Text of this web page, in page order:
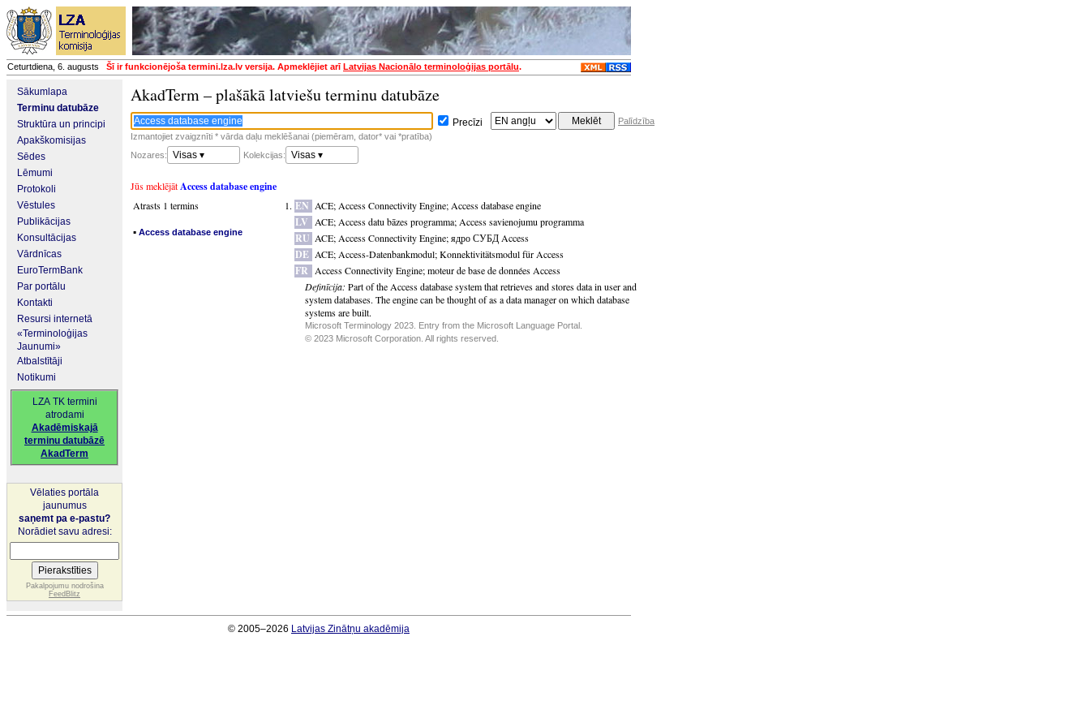
Ceturtdiena, 6. augusts Šī ir funkcionējoša termini.lza.lv versija. Apmeklējiet arīLatvijas Nacionālo terminoloģijas portālu.
Sākumlapa
Terminu datubāze
Struktūra un principi
Apakškomisijas
Sēdes
Lēmumi
Protokoli
Vēstules
Publikācijas
Konsultācijas
Vārdnīcas
EuroTermBank
Par portālu
Kontakti
Resursi internetā
«Terminoloģijas
Jaunumi»
Atbalstītāji
Notikumi
LZA TK termini
atrodami
Akadēmiskajā
terminu datubāzē
AkadTerm
Vēlaties portāla
jaunumus
saņemt pa e-pastu?
Norādiet savu adresi:
Pakalpojumu nodrošina
FeedBlitz
AkadTerm – plašākā latviešu terminu datubāze
Precīzi
Palīdzība
Izmantojiet zvaigznīti * vārda daļu meklēšanai (piemēram, dator* vai *pratība)
Nozares:
Visas ▾ Kolekcijas: Visas ▾
Jūs meklējātAccess database engine
Atrasts 1 termins
▪ Access database engine
EN ACE; Access Connectivity Engine; Access database engine
LV ACE; Access datu bāzes programma; Access savienojumu programma
RU ACE; Access Connectivity Engine;ядро СУБД Access
DE ACE; Access-Datenbankmodul;Konnektivitätsmodul für Access
FR Access Connectivity Engine;moteur de base de données Access
Definīcija: Part of the Access database system that retrieves and stores data in user and
system databases. The engine can be thought of as a data manager on which database
systems are built.
Microsoft Terminology 2023. Entry from the Microsoft Language Portal.
© 2023 Microsoft Corporation. All rights reserved.
© 2005–2026 Latvijas Zinātņu akadēmija